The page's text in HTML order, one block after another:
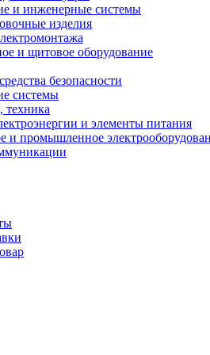
и инженерные системы
изделия
и щитовое оборудование
безопасности
системы
техника
и элементы питания
и промышленное